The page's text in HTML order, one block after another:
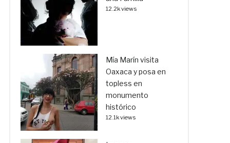
12.2k views
Mía Marín visita
Oaxaca y posa en
topless en
monumento
histórico
12.1k views